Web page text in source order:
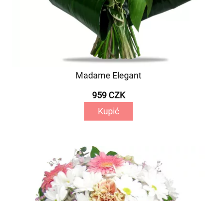
Madame Elegant
959 CZK
Kupić